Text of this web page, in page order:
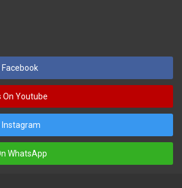
Facebook
On Youtube
Instagram
WhatsApp